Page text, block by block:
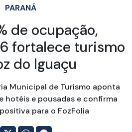
PARANÁ
de ocupação,
fortalece turismo
do Iguaçu
Municipal de Turismo aponta
hotéis e pousadas e confirma
para o FozFolia